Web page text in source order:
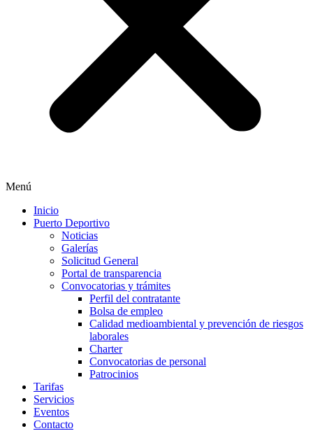
Menú
Inicio
Puerto Deportivo
Noticias
Galerías
Solicitud General
Portal de transparencia
Convocatorias y trámites
Perfil del contratante
Bolsa de empleo
Calidad medioambiental y prevención de riesgos
laborales
Charter
Convocatorias de personal
Patrocinios
Tarifas
Servicios
Eventos
Contacto